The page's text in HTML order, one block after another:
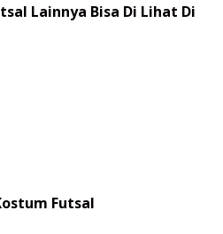
Lainnya Bisa Di Lihat Di
Futsal